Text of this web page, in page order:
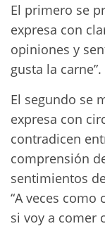
El primero se
expresa con
opiniones y
gusta la carne”.
El segundo se
expresa con
contradicen
comprensión
sentimientos
“A veces como
si voy a comer